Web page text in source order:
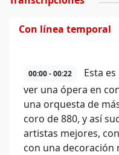
Con línea temporal
00:00 - 00:22
Esta
ver una ópera en
una orquesta de
coro de 880, y así
artistas mejores,
con una decoración